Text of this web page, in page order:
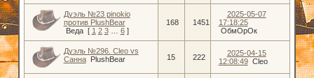
Дуэль №23 pinokio
против PlushBear
Веда [ 1 2 3 6 ]
168 1451
2025-05-07
17:18:25
ОбмОрОк
Дуэль №296. Cleo vs
Санна
PlushBear 15 222
2025-04-15
12:08:49 Cleo